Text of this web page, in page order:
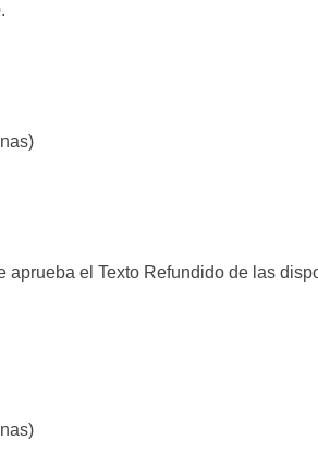
aprueba el Texto Refundido de las